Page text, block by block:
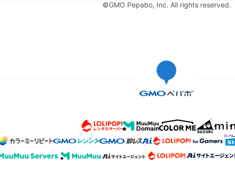
©GMO Pepabo, Inc. All rights reserved.